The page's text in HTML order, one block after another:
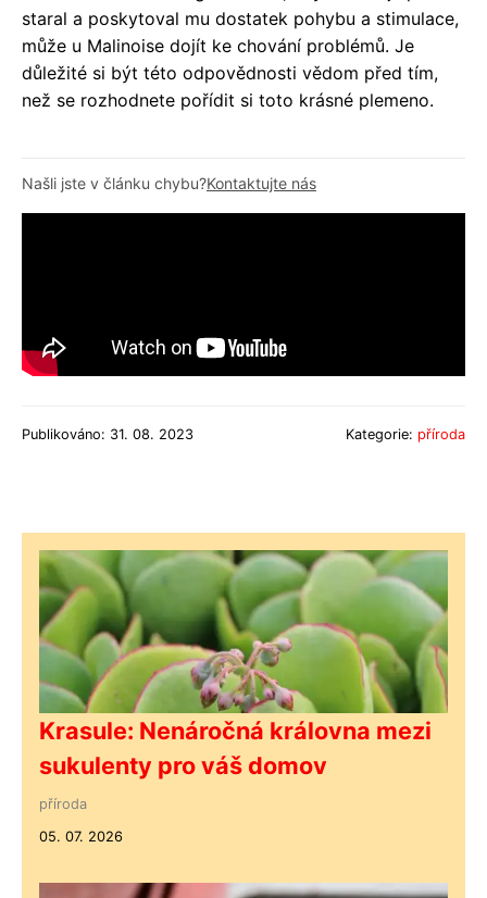
staral a poskytoval mu dostatek pohybu a stimulace,
může u Malinoise dojít ke chování problémů. Je
důležité si být této odpovědnosti vědom před tím,
než se rozhodnete pořídit si toto krásné plemeno.
Našli jste v článku chybu?Kontaktujte nás
Publikováno: 31. 08. 2023 Kategorie: příroda
Krasule: Nenáročná královna mezi
sukulenty pro váš domov
příroda
05. 07. 2026